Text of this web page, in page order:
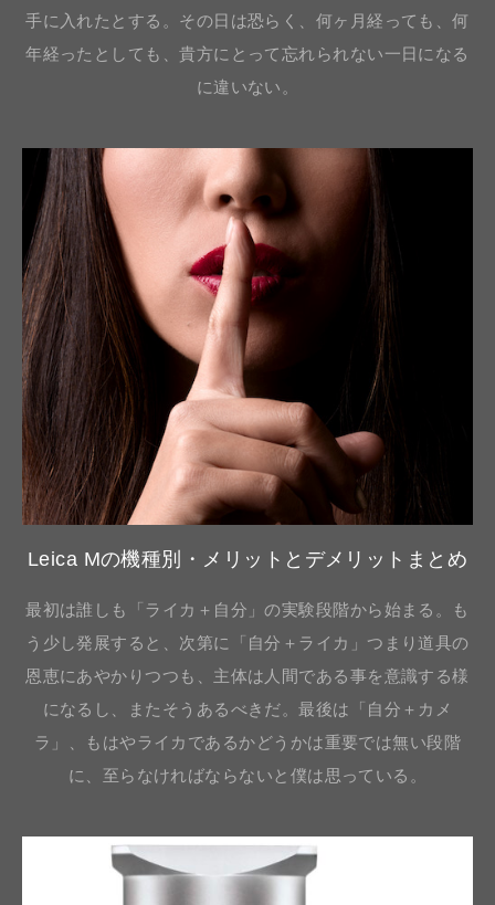
手に入れたとする。その日は恐らく、何ヶ月経っても、何
年経ったとしても、貴方にとって忘れられない一日になる
に違いない。
Leica Mの機種別・メリットとデメリットまとめ
最初は誰しも「ライカ＋自分」の実験段階から始まる。も
う少し発展すると、次第に「自分＋ライカ」つまり道具の
恩恵にあやかりつつも、主体は人間である事を意識する様
になるし、またそうあるべきだ。最後は「自分＋カメ
ラ」、もはやライカであるかどうかは重要では無い段階
に、至らなければならないと僕は思っている。